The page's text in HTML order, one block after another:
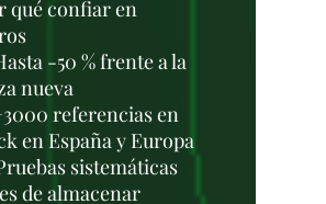
qué confiar en
-50 % frente a la
nueva
referencias en
en España y Europa
sistemáticas
de almacenar